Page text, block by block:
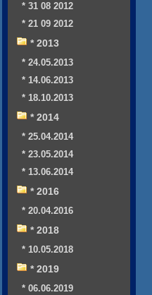
* 31 08 2012
* 21 09 2012
* 2013
* 24.05.2013
* 14.06.2013
* 18.10.2013
* 2014
* 25.04.2014
* 23.05.2014
* 13.06.2014
* 2016
* 20.04.2016
* 2018
* 10.05.2018
* 2019
* 06.06.2019